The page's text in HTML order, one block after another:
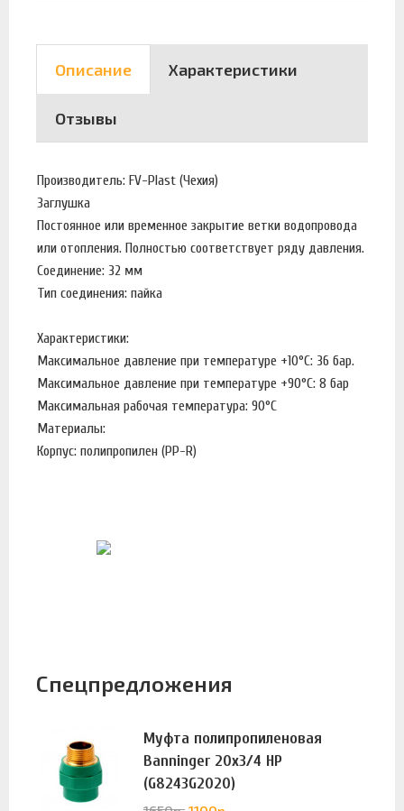
Описание Характеристики
Отзывы
Производитель: FV-Plast (Чехия)
Заглушка
Постоянное или временное закрытие ветки водопровода
или отопления. Полностью соответствует ряду давления.
Соединение: 32 мм
Тип соединения: пайка
Характеристики:
Максимальное давление при температуре +10°С: 36 бар.
Максимальное давление при температуре +90°С: 8 бар
Максимальная рабочая температура: 90°С
Материалы:
Корпус: полипропилен (PP-R)
Спецпредложения
Муфта полипропиленовая
Banninger 20х3/4 НР
(G8243G2020)